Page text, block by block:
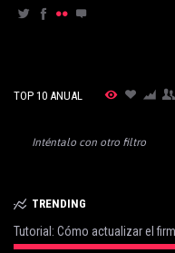
TOP 10 ANUAL
Inténtalo con otro filtro
TRENDING
Tutorial: Cómo actualizar el